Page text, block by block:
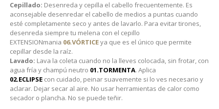
Cepillado: Desenreda y cepilla el cabello frecuentemente. Es
aconsejable desenredar el cabello de medios a puntas cuando
esté completamente seco y antes de lavarlo. Para evitar tirones,
desenreda siempre tu melena con el cepillo
EXTENSIONmania 06.VÓRTICEya que es el único que permite
cepillar desde la raíz.
Lavado: Lava la coleta cuando no la lleves colocada, sin frotar, con
agua fría y champú neutro 01.TORMENTA. Aplica
02.ECLIPSE con cuidado, peinar suavemente si lo ves necesario y
aclarar. Dejar secar al aire. No usar herramientas de calor como
secador o plancha. No se puede teñir.